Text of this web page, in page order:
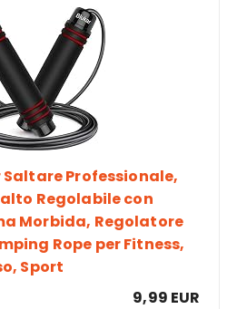
Professionale,
Regolabile con
Morbida, Regolatore
Rope per Fitness,
Sport
9,99 EUR